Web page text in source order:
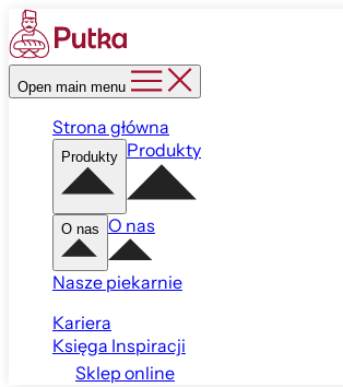
Open main menu
Strona główna
Produkty Produkty
O nas O nas
Nasze piekarnie
Kariera
Księga Inspiracji
Sklep online